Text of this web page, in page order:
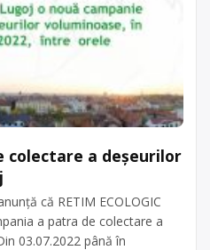
colectare a deșeurilor
că RETIM ECOLOGIC
a patra de colectare a
03.07.2022 până în